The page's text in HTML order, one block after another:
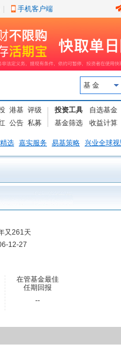
手机客户端
基 金
港基 评级
公告 私募
投资工具
自选基金
基金筛选
收益计算
选 嘉实服务 易基策略 兴业全球
又261天
12-27
在管基金最佳
任期回报
--